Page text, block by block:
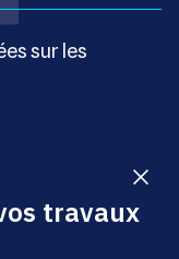
sur les
droits réservés